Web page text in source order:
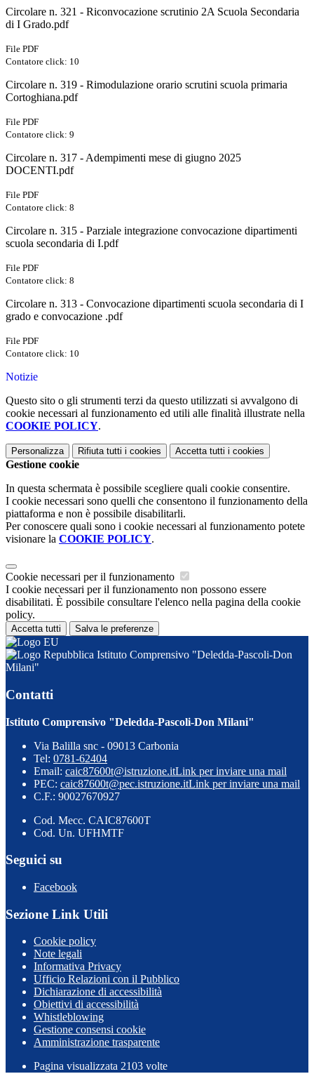
Circolare n. 321 - Riconvocazione scrutinio 2A Scuola Secondaria
di I Grado.pdf
File PDF
Contatore click: 10
Circolare n. 319 - Rimodulazione orario scrutini scuola primaria
Cortoghiana.pdf
File PDF
Contatore click: 9
Circolare n. 317 - Adempimenti mese di giugno 2025
DOCENTI.pdf
File PDF
Contatore click: 8
Circolare n. 315 - Parziale integrazione convocazione dipartimenti
scuola secondaria di I.pdf
File PDF
Contatore click: 8
Circolare n. 313 - Convocazione dipartimenti scuola secondaria di I
grado e convocazione .pdf
File PDF
Contatore click: 10
Notizie
Questo sito o gli strumenti terzi da questo utilizzati si avvalgono di
cookie necessari al funzionamento ed utili alle finalità illustrate nella
COOKIE POLICY.
Personalizza Rifiuta tutti i cookies Accetta tutti i cookies
Gestione cookie
In questa schermata è possibile scegliere quali cookie consentire.
I cookie necessari sono quelli che consentono il funzionamento della
piattaforma e non è possibile disabilitarli.
Per conoscere quali sono i cookie necessari al funzionamento potete
visionare la COOKIE POLICY.
Cookie necessari per il funzionamento
I cookie necessari per il funzionamento non possono essere
disabilitati. È possibile consultare l'elenco nella pagina della cookie
policy.
Accetta tutti Salva le preferenze
Istituto Comprensivo "Deledda-Pascoli-Don
Milani"
Contatti
Istituto Comprensivo "Deledda-Pascoli-Don Milani"
Via Balilla snc - 09013 Carbonia
Tel: 0781-62404
Email: caic87600t@istruzione.itLink per inviare una mail
PEC: caic87600t@pec.istruzione.itLink per inviare una mail
C.F.: 90027670927
Cod. Mecc. CAIC87600T
Cod. Un. UFHMTF
Seguici su
Facebook
Sezione Link Utili
Cookie policy
Note legali
Informativa Privacy
Ufficio Relazioni con il Pubblico
Dichiarazione di accessibilità
Obiettivi di accessibilità
Whistleblowing
Gestione consensi cookie
Amministrazione trasparente
Pagina visualizzata 2103 volte